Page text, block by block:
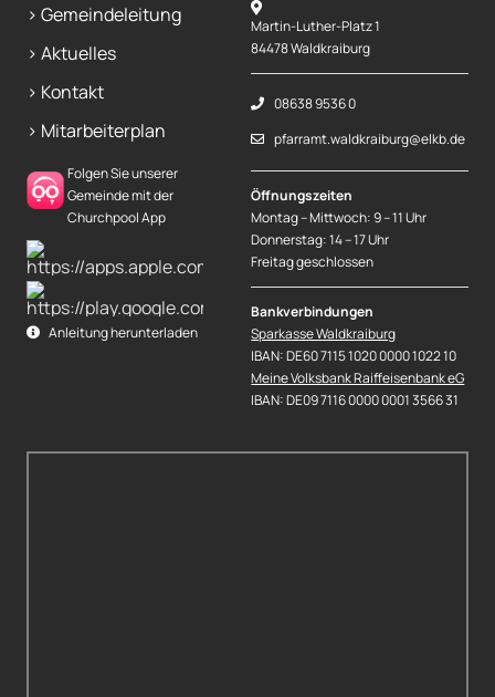
> Gemeindeleitung
> Aktuelles
> Kontakt
> Mitarbeiterplan
Folgen Sie unserer
Gemeinde mit der
Churchpool App
Anleitung herunterladen
Martin-Luther-Platz 1
84478 Waldkraiburg
08638 9536 0
pfarramt.waldkraiburg@elkb.de
Öffnungszeiten
Montag – Mittwoch: 9 – 11 Uhr
Donnerstag: 14 – 17 Uhr
Freitag geschlossen
Bankverbindungen
Sparkasse Waldkraiburg
IBAN: DE60 7115 1020 0000 1022 10
Meine Volksbank Raiffeisenbank eG
IBAN: DE09 7116 0000 0001 3566 31